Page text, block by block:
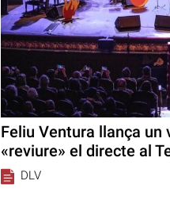
Feliu Ventura llança un
«reviure» el directe al
DLV